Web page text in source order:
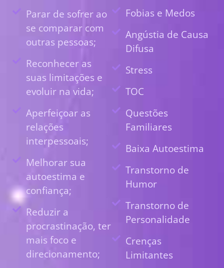
Parar de sofrer ao
se comparar com
outras pessoas;
Reconhecer as
suas limitações e
evoluir na vida;
Aperfeiçoar as
relações
interpessoais;
Melhorar sua
autoestima e
confiança;
Reduzir a
procrastinação, ter
mais foco e
direcionamento;
Fobias e Medos
Angústia de Causa
Difusa
Stress
TOC
Questões
Familiares
Baixa Autoestima
Transtorno de
Humor
Transtorno de
Personalidade
Crenças
Limitantes